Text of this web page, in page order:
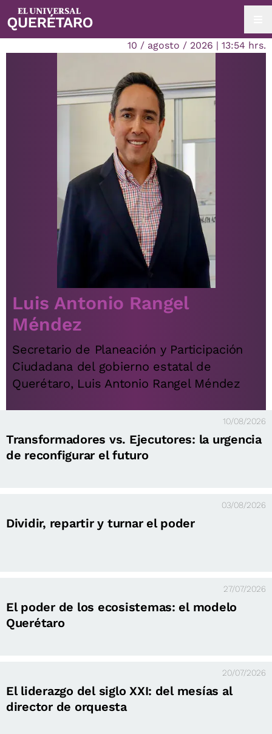
10 / agosto / 2026 | 13:54 hrs.
Luis Antonio Rangel
Méndez
Secretario de Planeación y Participación
Ciudadana del gobierno estatal de
Querétaro, Luis Antonio Rangel Méndez
10/08/2026
Transformadores vs. Ejecutores: la urgencia
de reconfigurar el futuro
03/08/2026
Dividir, repartir y turnar el poder
27/07/2026
El poder de los ecosistemas: el modelo
Querétaro
20/07/2026
El liderazgo del siglo XXI: del mesías al
director de orquesta